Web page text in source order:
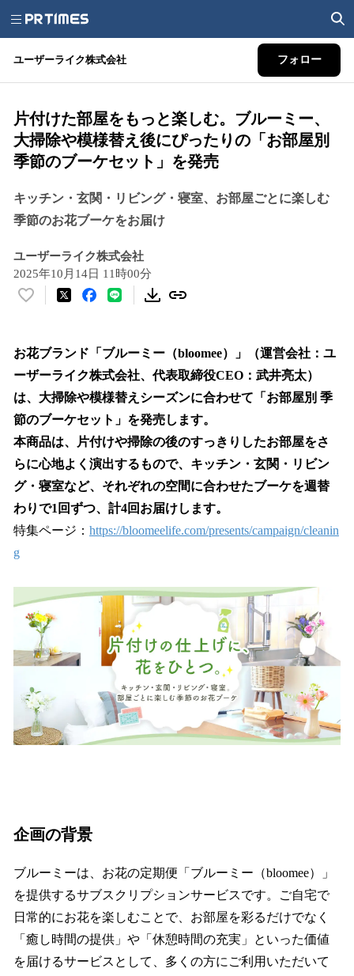
ユーザーライク株式会社 フォロー
片付けた部屋をもっと楽しむ。ブルーミー、
大掃除や模様替え後にぴったりの「お部屋別
季節のブーケセット」を発売
キッチン・玄関・リビング・寝室、お部屋ごとに楽しむ
季節のお花ブーケをお届け
ユーザーライク株式会社
2025年10月14日 11時00分
い
！
数
を
読
み
込
み
中
で
す
お花ブランド「ブルーミー（bloomee）」（運営会社：ユ
ーザーライク株式会社、代表取締役CEO：武井亮太）
は、大掃除や模様替えシーズンに合わせて「お部屋別 季
節のブーケセット」を発売します。
本商品は、片付けや掃除の後のすっきりしたお部屋をさ
らに心地よく演出するもので、キッチン・玄関・リビン
グ・寝室など、それぞれの空間に合わせたブーケを週替
わりで1回ずつ、計4回お届けします。
特集ページ： https://bloomeelife.com/presents/campaign/cleanin
g
企画の背景
ブルーミーは、お花の定期便「ブルーミー（bloomee）」
を提供するサブスクリプションサービスです。ご自宅で
日常的にお花を楽しむことで、お部屋を彩るだけでなく
「癒し時間の提供」や「休憩時間の充実」といった価値
を届けるサービスとして、多くの方にご利用いただいて